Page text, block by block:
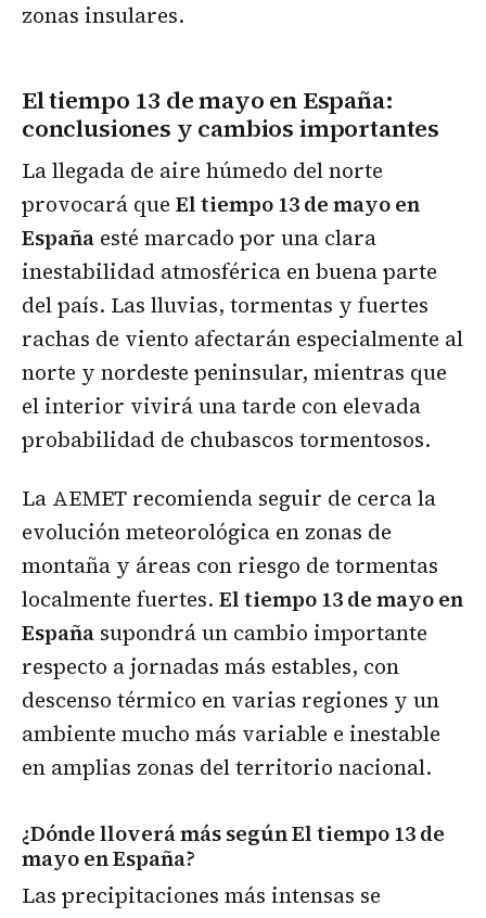
zonas insulares.
El tiempo 13 de mayo en España:
conclusiones y cambios importantes
La llegada de aire húmedo del norte
provocará que El tiempo 13 de mayo en
España esté marcado por una clara
inestabilidad atmosférica en buena parte
del país. Las lluvias, tormentas y fuertes
rachas de viento afectarán especialmente al
norte y nordeste peninsular, mientras que
el interior vivirá una tarde con elevada
probabilidad de chubascos tormentosos.
La AEMET recomienda seguir de cerca la
evolución meteorológica en zonas de
montaña y áreas con riesgo de tormentas
localmente fuertes. El tiempo 13 de mayo en
España supondrá un cambio importante
respecto a jornadas más estables, con
descenso térmico en varias regiones y un
ambiente mucho más variable e inestable
en amplias zonas del territorio nacional.
¿Dónde lloverá más según El tiempo 13 de
mayo en España?
Las precipitaciones más intensas se